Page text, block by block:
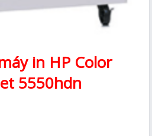
in HP Color
5550hdn